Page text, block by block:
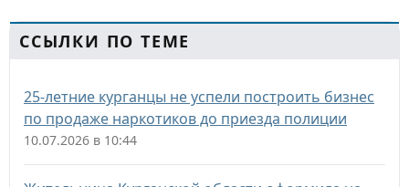
ССЫЛКИ ПО ТЕМЕ
25-летние курганцы не успели построить бизнес
по продаже наркотиков до приезда полиции
10.07.2026 в 10:44